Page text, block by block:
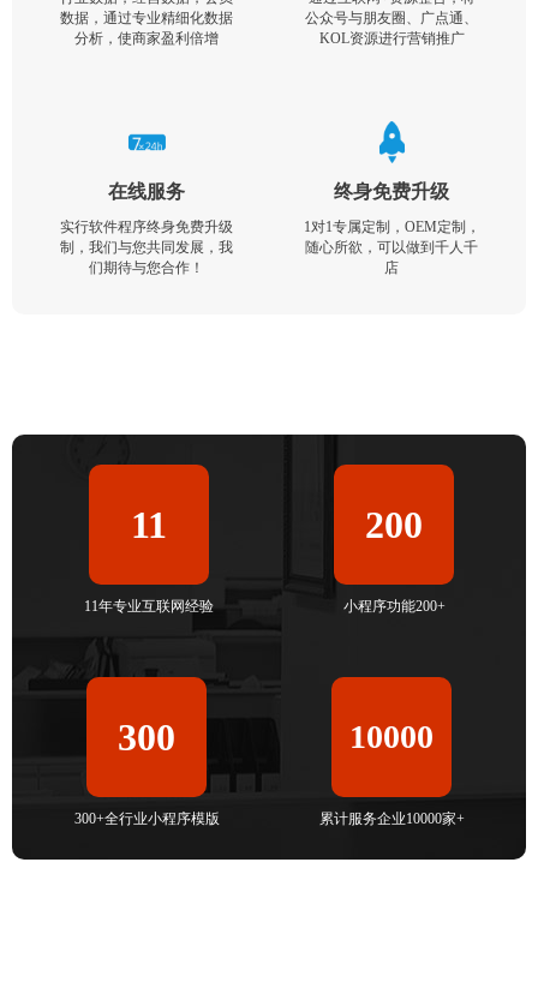
数据，通过专业精细化数据
分析，使商家盈利倍增
公众号与朋友圈、广点通、
KOL资源进行营销推广
在线服务
实行软件程序终身免费升级
制，我们与您共同发展，我
们期待与您合作！
终身免费升级
1对1专属定制，OEM定制，
随心所欲，可以做到千人千
店
11
11年专业互联网经验
200
小程序功能200+
300
300+全行业小程序模版
10000
累计服务企业10000家+